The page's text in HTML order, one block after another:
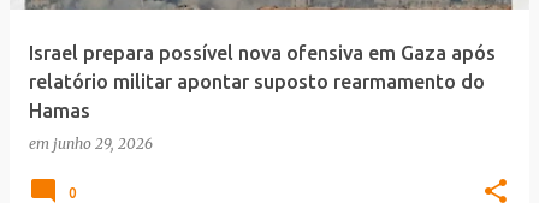
Israel prepara possível nova ofensiva em Gaza após
relatório militar apontar suposto rearmamento do
Hamas
em junho 29, 2026
0